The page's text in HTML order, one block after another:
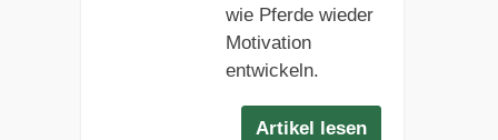
wie Pferde wieder
Motivation
entwickeln.
Artikel lesen